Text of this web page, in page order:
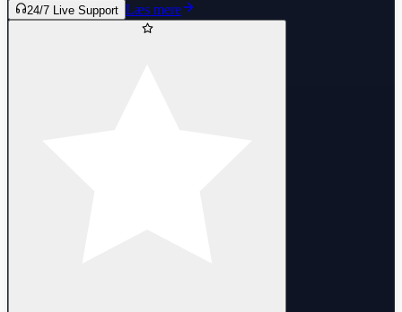
24/7 Live Support Læs mere